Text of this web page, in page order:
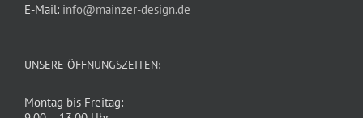
E-Mail: info@mainzer-design.de
UNSERE ÖFFNUNGSZEITEN:
Montag bis Freitag: